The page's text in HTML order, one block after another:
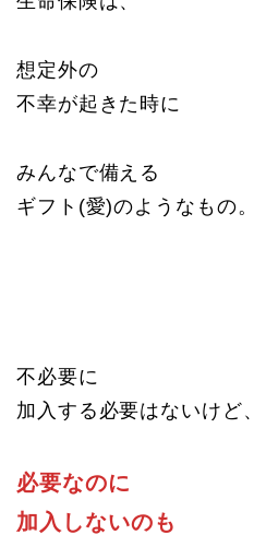
想定外の
不幸が起きた時に
みんなで備える
ギフト(愛)のようなもの。
不必要に
加入する必要はないけど、
必要なのに
加入しないのも